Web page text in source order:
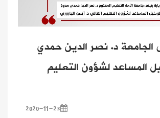
الجامعة د. نصر الدين حمدي
المساعد لشؤون التعليم
2020-11-23